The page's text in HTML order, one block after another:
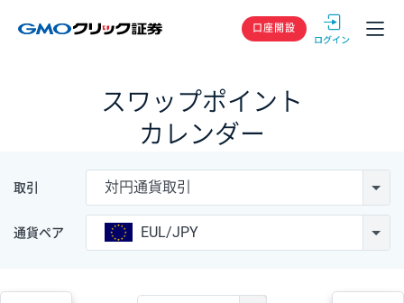
GMOクリック
口座開設
スワップポイント
カレンダー
取引 対円通貨取引
通貨ペア EUL/JPY